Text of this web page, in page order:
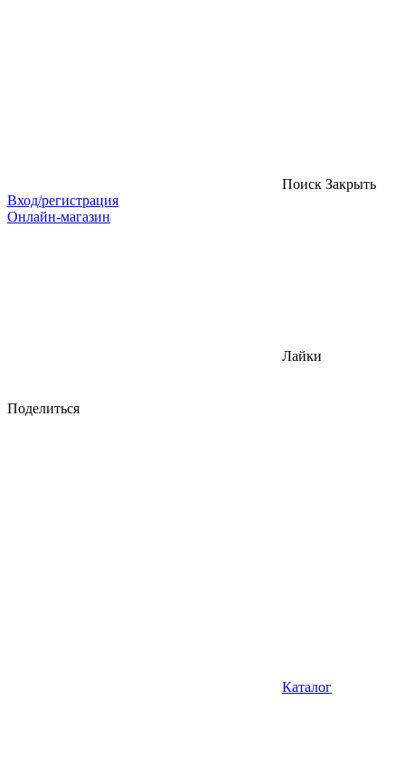
Поиск Закрыть
Вход/регистрация
Онлайн-магазин
Лайки
Поделиться
Каталог